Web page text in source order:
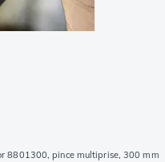
8801300, pince multiprise, 300 mm